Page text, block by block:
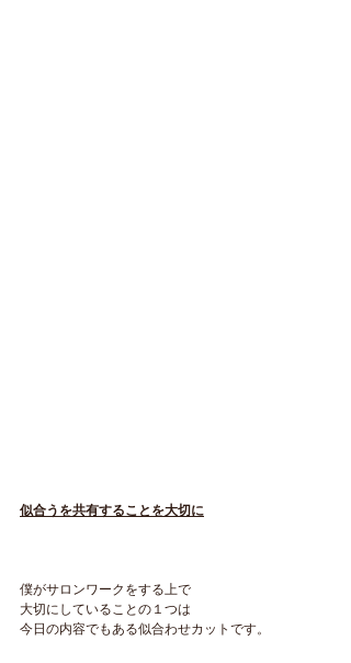
似合うを共有することを大切に
僕がサロンワークをする上で
大切にしていることの１つは
今日の内容でもある似合わせカットです。